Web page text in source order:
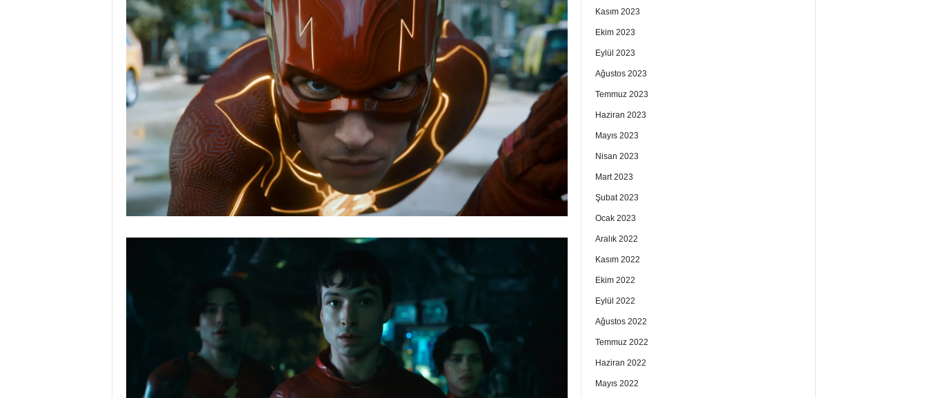
Kasım 2023
Ekim 2023
Eylül 2023
Ağustos 2023
Temmuz 2023
Haziran 2023
Mayıs 2023
Nisan 2023
Mart 2023
Şubat 2023
Ocak 2023
Aralık 2022
Kasım 2022
Ekim 2022
Eylül 2022
Ağustos 2022
Temmuz 2022
Haziran 2022
Mayıs 2022